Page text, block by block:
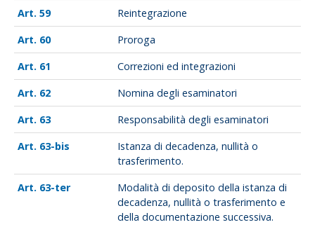
59
Reintegrazione
60
Proroga
61
Correzioni ed integrazioni
62
Nomina degli esaminatori
63
Responsabilità degli esaminatori
63-bis
Istanza di decadenza, nullità o
trasferimento.
63-ter
Modalità di deposito della istanza di
decadenza, nullità o trasferimento e
della documentazione successiva.